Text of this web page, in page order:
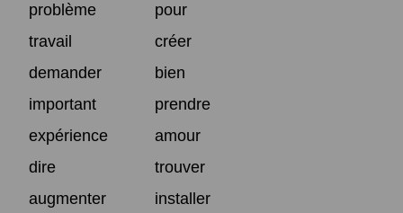
problème
pour
travail
créer
demander
bien
important
prendre
expérience
amour
dire
trouver
augmenter
installer